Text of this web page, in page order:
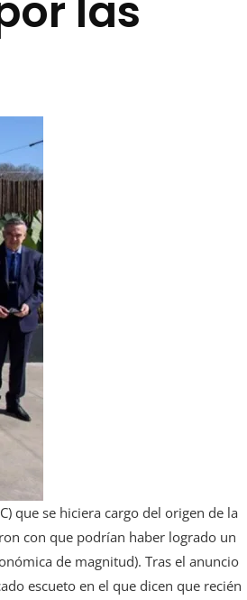
las
que se hiciera cargo del origen de la
con que podrían haber logrado un
de magnitud). Tras el anuncio
escueto en el que dicen que recién